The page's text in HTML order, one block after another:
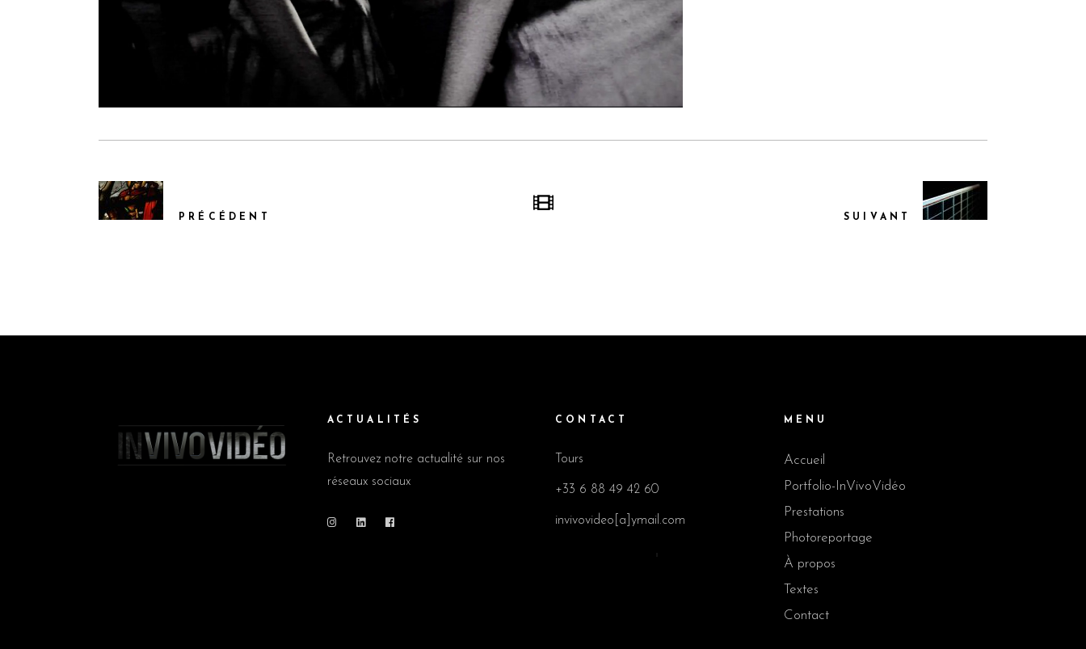
PRÉCÉDENT SUIVANT
ACTUALITÉS
Retrouvez notre actualité sur nos
réseaux sociaux
CONTACT
Tours
+33 6 88 49 42 60
invivovideo[a]ymail.com
MENU
Accueil
Portfolio-InVivoVidéo
Prestations
Photoreportage
À propos
Textes
Contact